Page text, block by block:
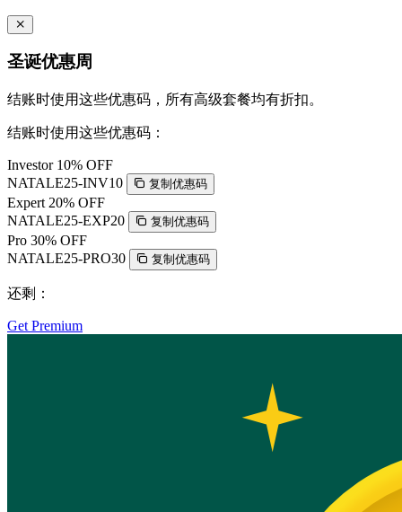
圣诞优惠周
结账时使用这些优惠码，所有高级套餐均有折扣。
结账时使用这些优惠码：
Investor 10% OFF
NATALE25-INV10
复制优惠码
Expert 20% OFF
NATALE25-EXP20
复制优惠码
Pro 30% OFF
NATALE25-PRO30
复制优惠码
还剩：
Get Premium